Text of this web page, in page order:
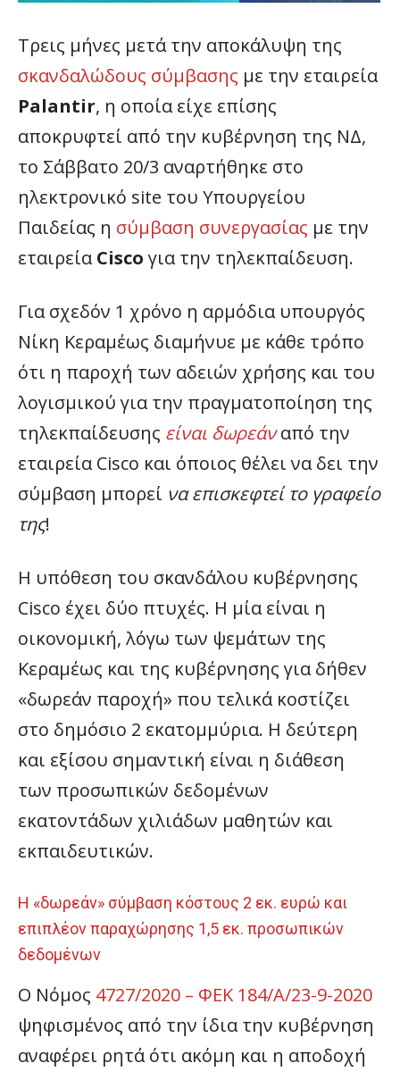
Τρεις μήνες μετά την αποκάλυψη της
σκανδαλώδους σύμβασης με την εταιρεία
Palantir, η οποία είχε επίσης
αποκρυφτεί από την κυβέρνηση της ΝΔ,
το Σάββατο 20/3 αναρτήθηκε στο
ηλεκτρονικό site του Υπουργείου
Παιδείας η σύμβαση συνεργασίας με την
εταιρείαCiscoγια την τηλεκπαίδευση.
Για σχεδόν 1 χρόνο η αρμόδια υπουργός
Νίκη Κεραμέως διαμήνυε με κάθε τρόπο
ότι η παροχή των αδειών χρήσης και του
λογισμικού για την πραγματοποίηση της
τηλεκπαίδευσης είναι δωρεάναπό την
εταιρεία Cisco και όποιος θέλει να δει την
σύμβαση μπορεί να επισκεφτεί το γραφείο
της!
Η υπόθεση του σκανδάλου κυβέρνησης
Cisco έχει δύο πτυχές. Η μία είναι η
οικονομική, λόγω των ψεμάτων της
Κεραμέως και της κυβέρνησης για δήθεν
«δωρεάν παροχή» που τελικά κοστίζει
στο δημόσιο 2 εκατομμύρια. Η δεύτερη
και εξίσου σημαντική είναι η διάθεση
των προσωπικών δεδομένων
εκατοντάδων χιλιάδων μαθητών και
εκπαιδευτικών.
Η «δωρεάν» σύμβαση κόστους 2 εκ. ευρώ και
επιπλέον παραχώρησης 1,5 εκ. προσωπικών
δεδομένων
Ο Νόμος 4727/2020 – ΦΕΚ 184/Α/23-9-2020
ψηφισμένος από την ίδια την κυβέρνηση
αναφέρει ρητά ότι ακόμη και η αποδοχή